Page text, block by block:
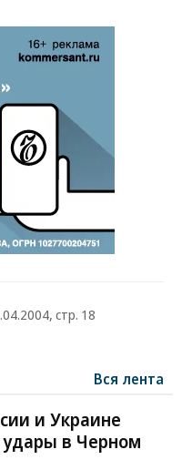
стр. 18
Вся лента
и Украине
в Черном